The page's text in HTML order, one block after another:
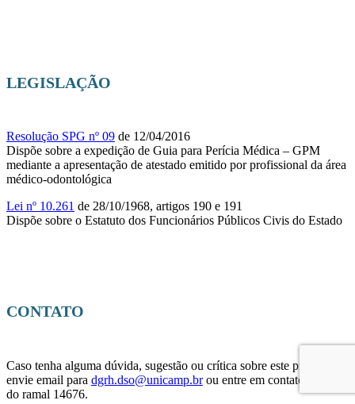
LEGISLAÇÃO
Resolução SPG nº 09 de 12/04/2016
Dispõe sobre a expedição de Guia para Perícia Médica – GPM
mediante a apresentação de atestado emitido por profissional da área
médico-odontológica
Lei nº 10.261 de 28/10/1968, artigos 190 e 191
Dispõe sobre o Estatuto dos Funcionários Públicos Civis do Estado
CONTATO
Caso tenha alguma dúvida, sugestão ou crítica sobre este produto,
envie email para dgrh.dso@unicamp.brou entre em contato através
do ramal 14676.